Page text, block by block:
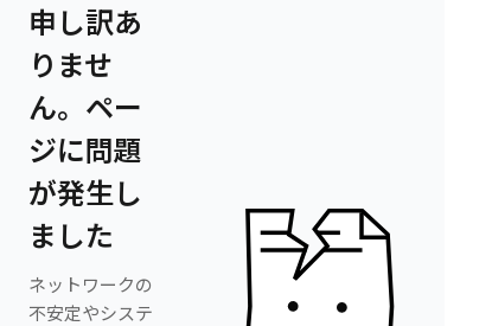
申し訳あ
りませ
ん。ペー
ジに問題
が発生し
ました
ネットワークの
不安定やシステ